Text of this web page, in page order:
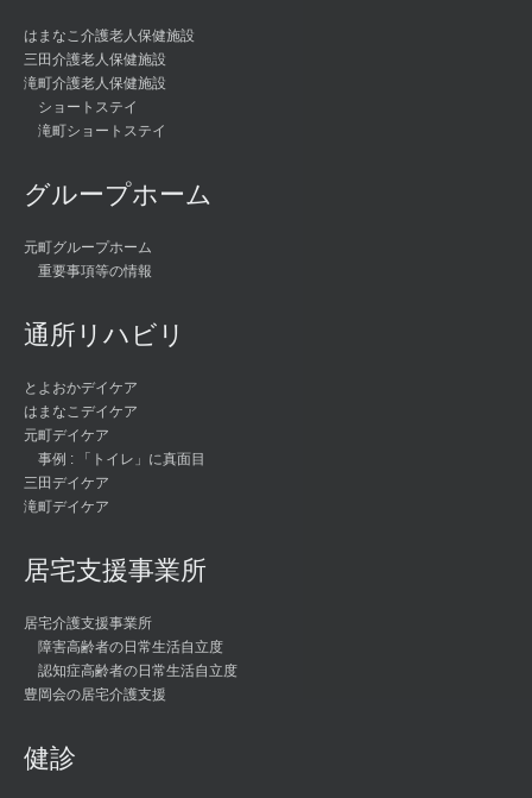
はまなこ介護老人保健施設
三田介護老人保健施設
滝町介護老人保健施設
ショートステイ
滝町ショートステイ
グループホーム
元町グループホーム
重要事項等の情報
通所リハビリ
とよおかデイケア
はまなこデイケア
元町デイケア
事例 : 「トイレ」に真面目
三田デイケア
滝町デイケア
居宅支援事業所
居宅介護支援事業所
障害高齢者の日常生活自立度
認知症高齢者の日常生活自立度
豊岡会の居宅介護支援
健診